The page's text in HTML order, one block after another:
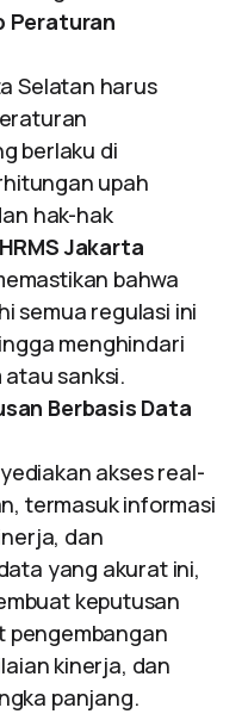
Peraturan
Selatan harus
berlaku di
upah
hak-hak
Jakarta
bahwa
semua regulasi ini
menghindari
atau sanksi.
Berbasis Data
akses real-
termasuk informasi
dan
yang akurat ini,
keputusan
pengembangan
kinerja, dan
panjang.